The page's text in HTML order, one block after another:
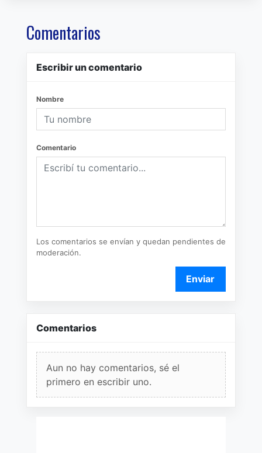
Comentarios
Escribir un comentario
Nombre
Comentario
Los comentarios se envían y quedan pendientes de
moderación.
Enviar
Comentarios
Aun no hay comentarios, sé el
primero en escribir uno.